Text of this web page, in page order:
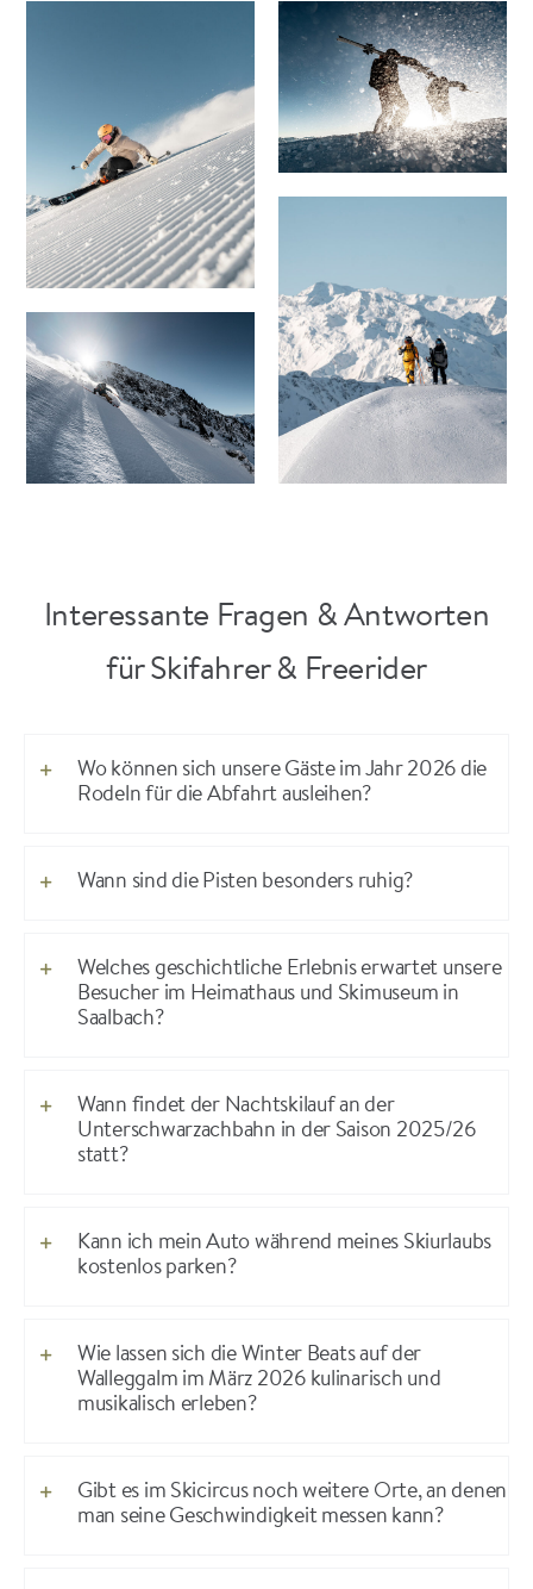
Interessante Fragen & Antworten
für Skifahrer & Freerider
Wo können sich unsere Gäste im Jahr 2026 die
Rodeln für die Abfahrt ausleihen?
Wann sind die Pisten besonders ruhig?
Welches geschichtliche Erlebnis erwartet unsere
Besucher im Heimathaus und Skimuseum in
Saalbach?
Wann findet der Nachtskilauf an der
Unterschwarzachbahn in der Saison 2025/26
statt?
Kann ich mein Auto während meines Skiurlaubs
kostenlos parken?
Wie lassen sich die Winter Beats auf der
Walleggalm im März 2026 kulinarisch und
musikalisch erleben?
Gibt es im Skicircus noch weitere Orte, an denen
man seine Geschwindigkeit messen kann?